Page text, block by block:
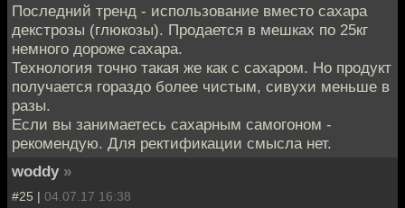
Последний тренд - использование вместо сахара
декстрозы (глюкозы). Продается в мешках по 25кг
немного дороже сахара.
Технология точно такая же как с сахаром. Но продукт
получается гораздо более чистым, сивухи меньше в
разы.
Если вы занимаетесь сахарным самогоном -
рекомендую. Для ректификации смысла нет.
woddy »
#25 | 04.07.17 16:38